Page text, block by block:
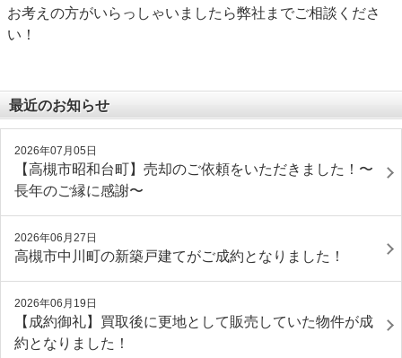
お考えの方がいらっしゃいましたら弊社までご相談くださ
い！
最近のお知らせ
2026年07月05日
【高槻市昭和台町】売却のご依頼をいただきました！〜
長年のご縁に感謝〜
2026年06月27日
高槻市中川町の新築戸建てがご成約となりました！
2026年06月19日
【成約御礼】買取後に更地として販売していた物件が成
約となりました！